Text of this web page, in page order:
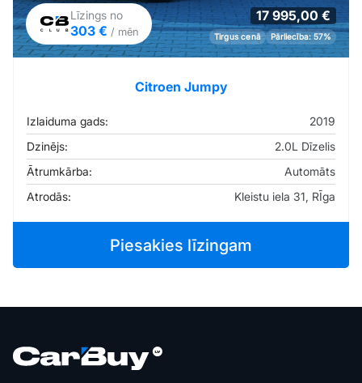
Līzings no
303 € / mēn
17 995,00 €
Tirgus cenā Pārliecība: 57%
Citroen Jumpy
Izlaiduma gads:
2019
Dzinējs:
2.0L Dīzelis
Ātrumkārba:
Automāts
Atrodās:
Kleistu iela 31, RĪga
Piesakies līzingam